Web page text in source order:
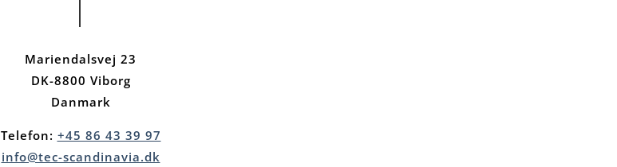
Mariendalsvej 23
DK-8800 Viborg
Danmark
Telefon: +45 86 43 39 97
info@tec-scandinavia.dk